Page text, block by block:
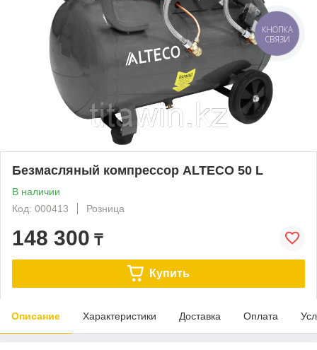
Безмасляный компрессор ALTECO 50 L
В наличии
Код: 000413
Розница
148 300 ₸
Купить
Описание Характеристики Доставка Оплата
КНОПКА
СВЯЗИ